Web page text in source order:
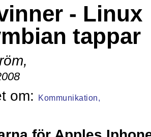
- Linux
tappar
,
Kommunikation,